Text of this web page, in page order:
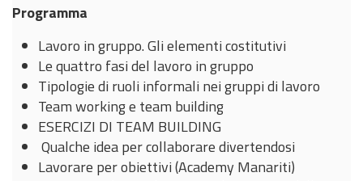
Programma
Lavoro in gruppo. Gli elementi costitutivi
Le quattro fasi del lavoro in gruppo
Tipologie di ruoli informali nei gruppi di lavoro
Team working e team building
ESERCIZI DI TEAM BUILDING
Qualche idea per collaborare divertendosi
Lavorare per obiettivi (Academy Manariti)